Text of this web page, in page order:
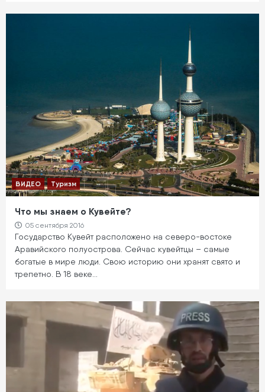
ВИДЕО Туризм
Что мы знаем о Кувейте?
05 сентября 2016
Государство Кувейт расположено на северо-востоке
Аравийского полуострова. Сейчас кувейтцы – самые
богатые в мире люди. Свою историю они хранят свято и
трепетно. В 18 веке…